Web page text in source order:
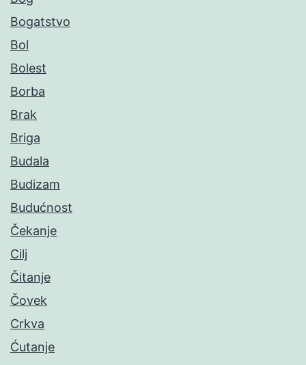
Bogatstvo
Bol
Bolest
Borba
Brak
Briga
Budala
Budizam
Budućnost
Čekanje
Cilj
Čitanje
Čovek
Crkva
Ćutanje